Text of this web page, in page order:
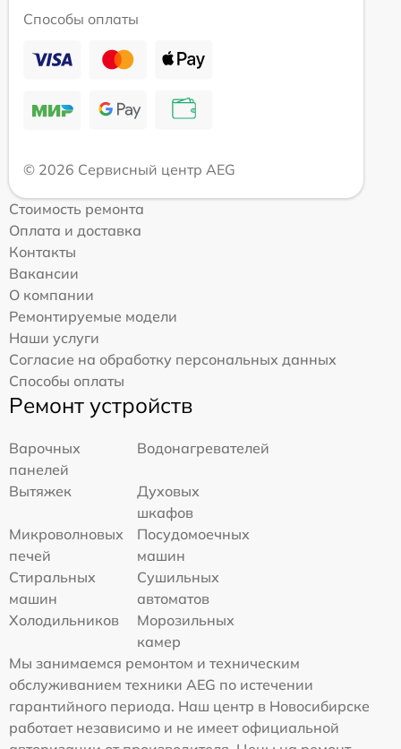
Способы оплаты
© 2026 Сервисный центр AEG
Стоимость ремонта
Оплата и доставка
Контакты
Вакансии
О компании
Ремонтируемые модели
Наши услуги
Согласие на обработку персональных данных
Способы оплаты
Ремонт устройств
Варочных
панелей
Водонагревателей
Вытяжек
Духовых
шкафов
Микроволновых
печей
Посудомоечных
машин
Стиральных
машин
Сушильных
автоматов
Холодильников
Морозильных
камер
Мы занимаемся ремонтом и техническим
обслуживанием техники AEG по истечении
гарантийного периода. Наш центр в Новосибирске
работает независимо и не имеет официальной